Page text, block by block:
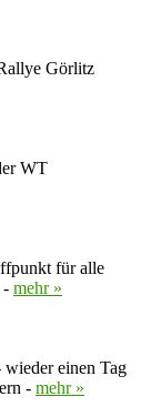
Görlitz
WT
für alle
- mehr »
einen Tag
- mehr »